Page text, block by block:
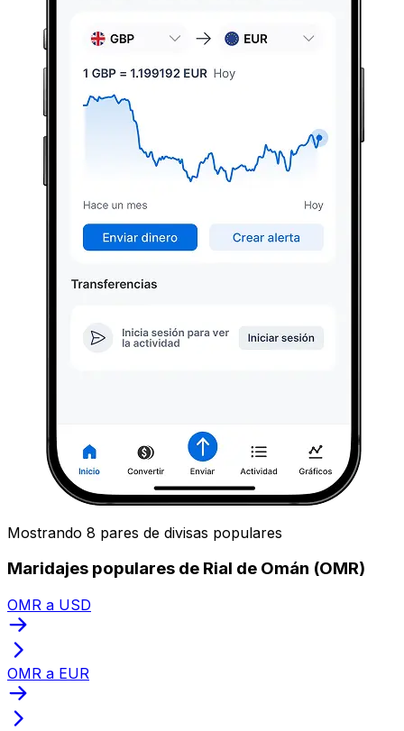
Mostrando 8 pares de divisas populares
Maridajes populares de Rial de Omán (OMR)
OMR a USD
OMR a EUR